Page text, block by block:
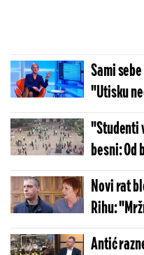
Sami
"Utisku
spali
"Studenti
besni: Od
Novi rat
Rihu:
(FOTO)
Antić